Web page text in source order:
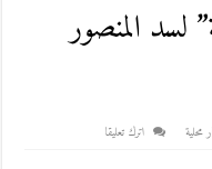
لسد المنصور
محلية اترك تعليقا